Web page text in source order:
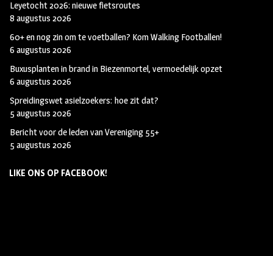
Leyetocht 2026: nieuwe fietsroutes
8 augustus 2026
60+ en nog zin om te voetballen? Kom Walking Footballen!
6 augustus 2026
Buxusplanten in brand in Biezenmortel, vermoedelijk opzet
6 augustus 2026
Spreidingswet asielzoekers: hoe zit dat?
5 augustus 2026
Bericht voor de leden van Vereniging 55+
5 augustus 2026
LIKE ONS OP FACEBOOK!